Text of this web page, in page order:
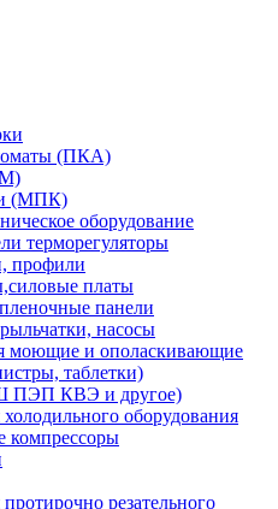
(ПКА)
(МПК)
оборудование
терморегуляторы
профили
платы
панели
насосы
моющие и ополаскивающие
таблетки)
ПЭП КВЭ и другое)
холодильного оборудования
компрессоры
резательного